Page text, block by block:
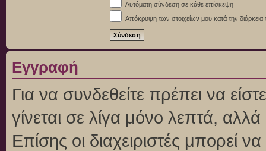
Αυτόματη σύνδεση σε κάθε επίσκεψη
Απόκρυψη των στοιχείων μου κατά την διάρκεια
Εγγραφή
Για να συνδεθείτε πρέπει να
γίνεται σε λίγα μόνο λεπτά,
Επίσης οι διαχειριστές μπορεί